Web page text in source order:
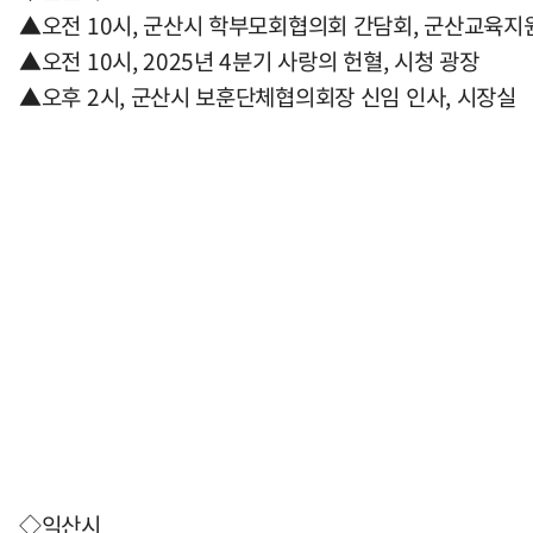
▲오전 10시, 군산시 학부모회협의회 간담회, 군산교육지
▲오전 10시, 2025년 4분기 사랑의 헌혈, 시청 광장
▲오후 2시, 군산시 보훈단체협의회장 신임 인사, 시장실
◇익산시